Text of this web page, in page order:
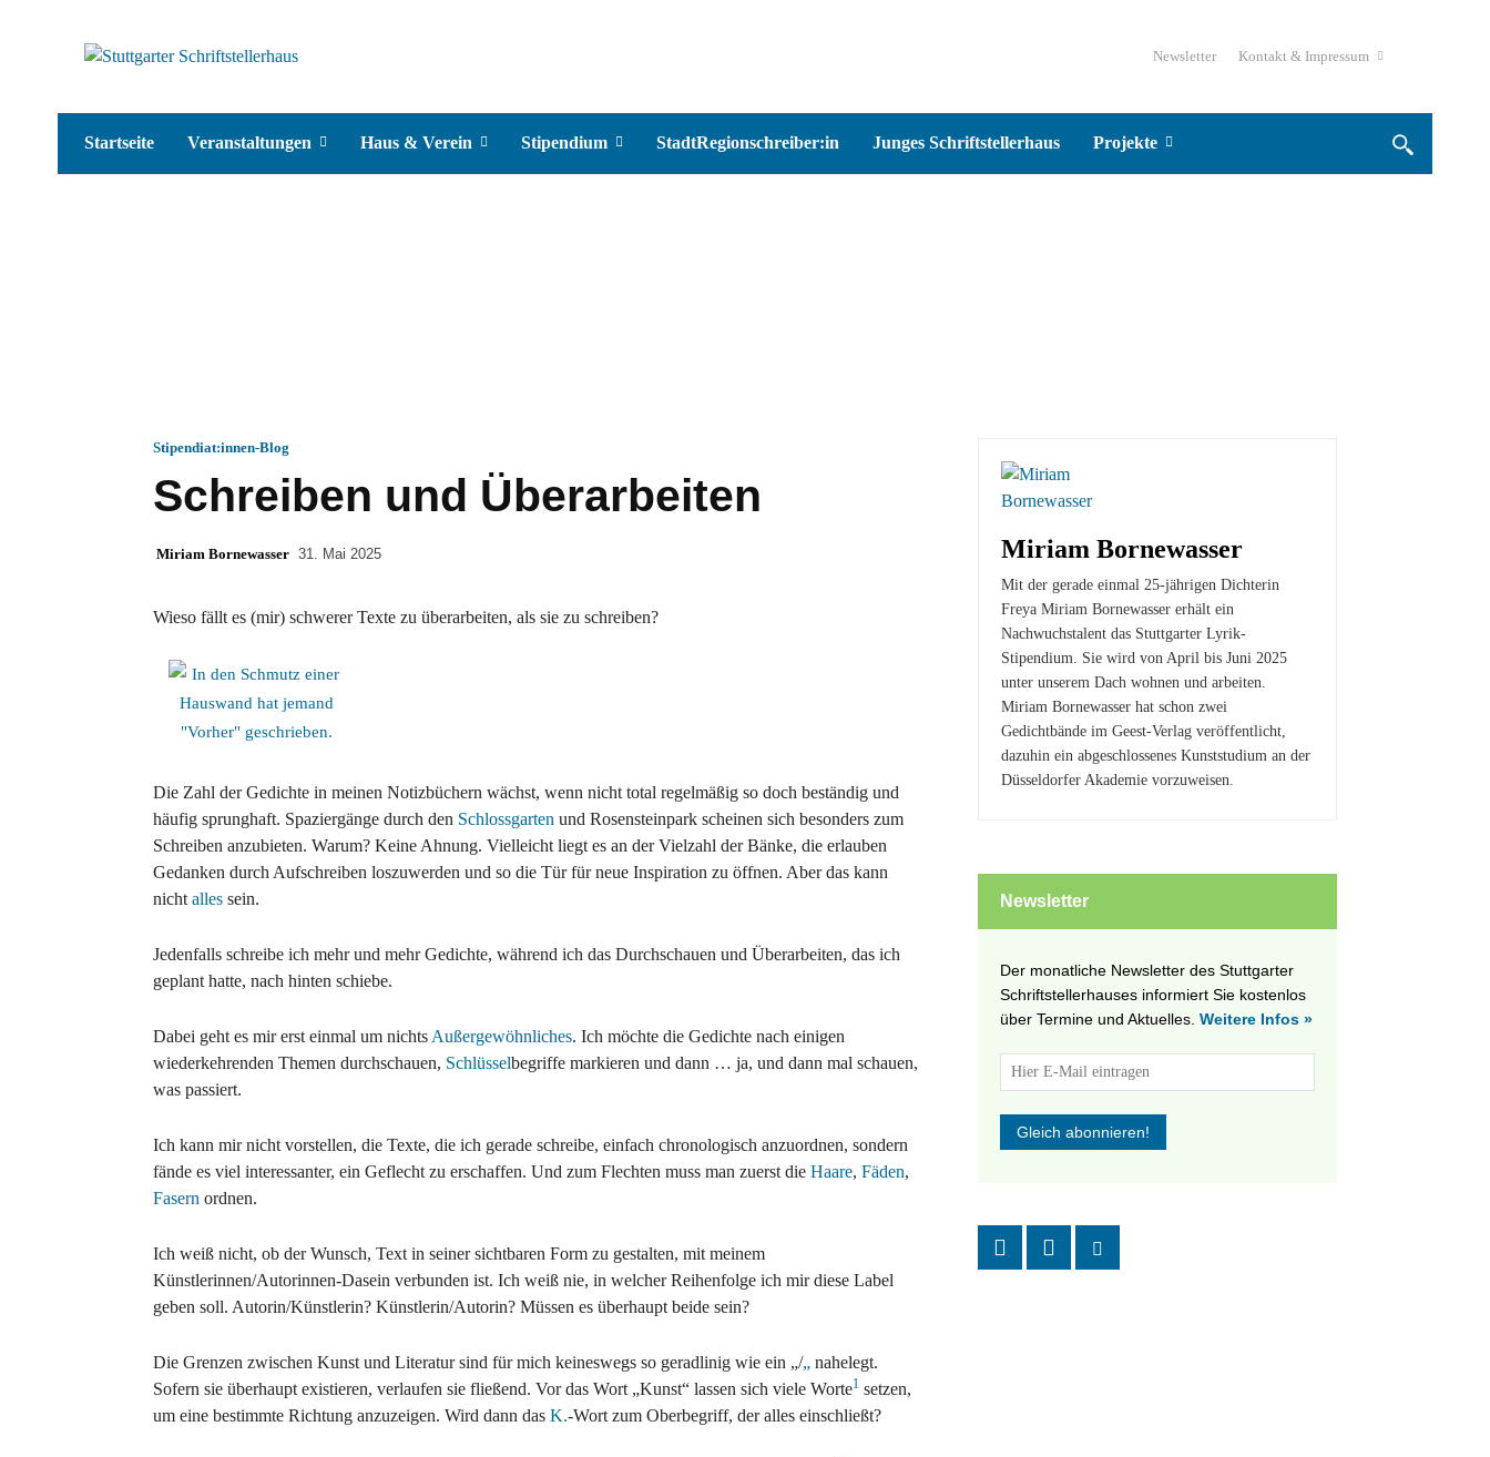
Newsletter Kontakt & Impressum
Startseite Veranstaltungen Haus & Verein Stipendium StadtRegionschreiber:in Junges Schriftstellerhaus Projekte
Stipendiat:innen-Blog
Schreiben und Überarbeiten
Miriam Bornewasser 31. Mai 2025
Wieso fällt es (mir) schwerer Texte zu überarbeiten, als sie zu schreiben?
Die Zahl der Gedichte in meinen Notizbüchern wächst, wenn nicht total regelmäßig so doch beständig und
häufig sprunghaft. Spaziergänge durch den Schlossgarten und Rosensteinpark scheinen sich besonders zum
Schreiben anzubieten. Warum? Keine Ahnung. Vielleicht liegt es an der Vielzahl der Bänke, die erlauben
Gedanken durch Aufschreiben loszuwerden und so die Tür für neue Inspiration zu öffnen. Aber das kann
nicht alles sein.
Jedenfalls schreibe ich mehr und mehr Gedichte, während ich das Durchschauen und Überarbeiten, das ich
geplant hatte, nach hinten schiebe.
Dabei geht es mir erst einmal um nichts Außergewöhnliches. Ich möchte die Gedichte nach einigen
wiederkehrenden Themen durchschauen, Schlüsselbegriffe markieren und dann … ja, und dann mal schauen,
was passiert.
Ich kann mir nicht vorstellen, die Texte, die ich gerade schreibe, einfach chronologisch anzuordnen, sondern
fände es viel interessanter, ein Geflecht zu erschaffen. Und zum Flechten muss man zuerst die Haare, Fäden,
Fasern ordnen.
Ich weiß nicht, ob der Wunsch, Text in seiner sichtbaren Form zu gestalten, mit meinem
Künstlerinnen/Autorinnen-Dasein verbunden ist. Ich weiß nie, in welcher Reihenfolge ich mir diese Label
geben soll. Autorin/Künstlerin? Künstlerin/Autorin? Müssen es überhaupt beide sein?
Die Grenzen zwischen Kunst und Literatur sind für mich keineswegs so geradlinig wie ein „/„ nahelegt.
Sofern sie überhaupt existieren, verlaufen sie fließend. Vor das Wort „Kunst“ lassen sich viele Worte1 setzen,
um eine bestimmte Richtung anzuzeigen. Wird dann das K.-Wort zum Oberbegriff, der alles einschließt?
Miriam Bornewasser
Mit der gerade einmal 25-jährigen Dichterin
Freya Miriam Bornewasser erhält ein
Nachwuchstalent das Stuttgarter Lyrik-
Stipendium. Sie wird von April bis Juni 2025
unter unserem Dach wohnen und arbeiten.
Miriam Bornewasser hat schon zwei
Gedichtbände im Geest-Verlag veröffentlicht,
dazuhin ein abgeschlossenes Kunststudium an der
Düsseldorfer Akademie vorzuweisen.
Newsletter
Der monatliche Newsletter des Stuttgarter
Schriftstellerhauses informiert Sie kostenlos
über Termine und Aktuelles. Weitere Infos »